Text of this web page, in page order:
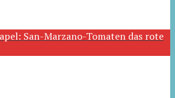
San-Marzano-Tomaten das rote